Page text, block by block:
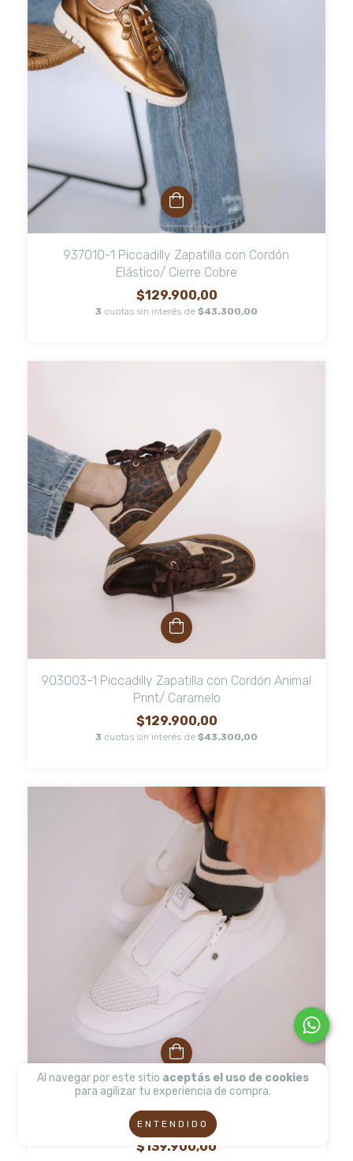
Al navegar por este sitio aceptás el uso de cookies
para agilizar tu experiencia de compra.
ENTENDIDO
937010-1 Piccadilly Zapatilla con Cordón
Elástico/ Cierre Cobre
$129.900,00
3 cuotas sin interés de $43.300,00
903003-1 Piccadilly Zapatilla con Cordón Animal
Print/ Caramelo
$129.900,00
3 cuotas sin interés de $43.300,00
Elástico y Cierre Blanco
$139.900,00